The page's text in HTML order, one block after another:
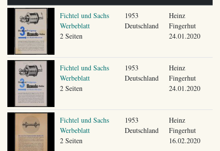
Fichtel und Sachs
Werbeblatt
2 Seiten
1953
Deutschland
Heinz
Fingerhut
24.01.2020
Fichtel und Sachs
Werbeblatt
2 Seiten
1953
Deutschland
Heinz
Fingerhut
24.01.2020
Fichtel und Sachs
Werbeblatt
2 Seiten
1953
Deutschland
Heinz
Fingerhut
16.02.2020